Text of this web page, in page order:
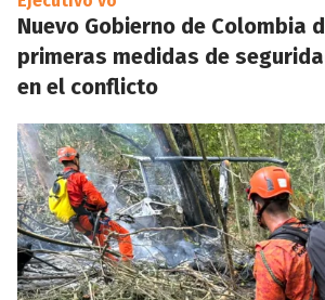
Nuevo Gobierno de Colombia
primeras medidas de
en el conflicto